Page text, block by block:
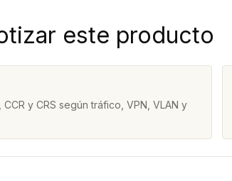
este producto
y CRS según tráfico, VPN, VLAN y